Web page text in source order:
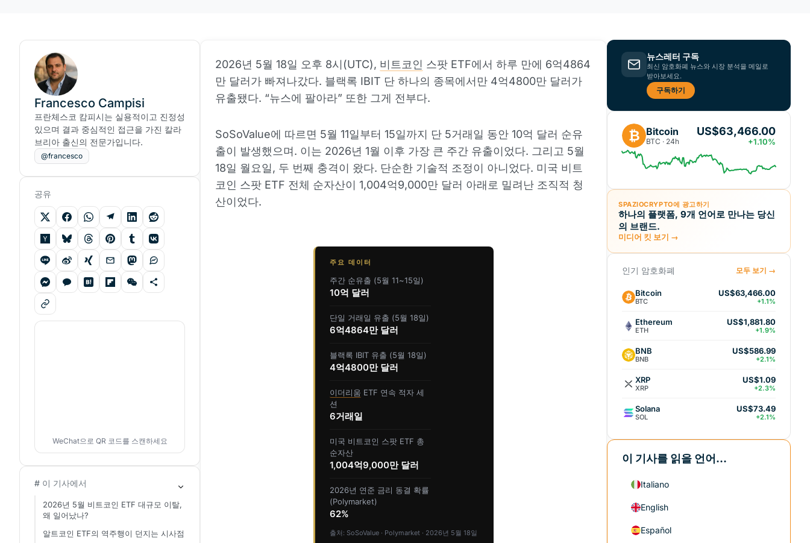
2026년 5월 18일 오후 8시(UTC), 비트코인 스팟 ETF에서 하루 만에 6억4864
만 달러가 빠져나갔다. 블랙록 IBIT 단 하나의 종목에서만 4억4800만 달러가
유출됐다. “뉴스에 팔아라” 또한 그게 전부다.
SoSoValue에 따르면 5월 11일부터 15일까지 단 5거래일 동안 10억 달러 순유
출이 발생했으며. 이는 2026년 1월 이후 가장 큰 주간 유출이었다. 그리고 5월
18일 월요일, 두 번째 충격이 왔다. 단순한 기술적 조정이 아니었다. 미국 비트
코인 스팟 ETF 전체 순자산이 1,004억9,000만 달러 아래로 밀려난 조직적 청
산이었다.
주요 데이터
주간 순유출 (5월 11~15일)
10억 달러
단일 거래일 유출 (5월 18일)
6억4864만 달러
블랙록 IBIT 유출 (5월 18일)
4억4800만 달러
이더리움 ETF 연속 적자 세
션
6거래일
미국 비트코인 스팟 ETF 총
순자산
1,004억9,000만 달러
2026년 연준 금리 동결 확률
(Polymarket)
62%
출처: SoSoValue · Polymarket · 2026년 5월 18일
Francesco Campisi
프란체스코 캄피시는 실용적이고 진정성
있으며 결과 중심적인 접근을 가진 칼라
브리아 출신의 전문가입니다.
@francesco
공유
WeChat으로 QR 코드를 스캔하세요
# 이 기사에서
2026년 5월 비트코인 ETF 대규모 이탈,
왜 일어났나?
알트코인 ETF의 역주행이 던지는 시사점
뉴스레터 구독
최신 암호화폐 뉴스와 시장 분석을 메일로
받아보세요.
구독하기
₿ Bitcoin
BTC · 24h
US$63,466.00
+1.10%
SPAZIOCRYPTO에 광고하기
하나의 플랫폼, 9개 언어로 만나는 당신
의 브랜드.
미디어 킷 보기 →
인기 암호화폐 모두 보기 →
Bitcoin
BTC
US$63,466.00
+1.1%
Ethereum
ETH
US$1,881.80
+1.9%
BNB
BNB
US$586.99
+2.1%
XRP
XRP
US$1.09
+2.3%
Solana
SOL
US$73.49
+2.1%
이 기사를 읽을 언어...
Italiano
English
Español